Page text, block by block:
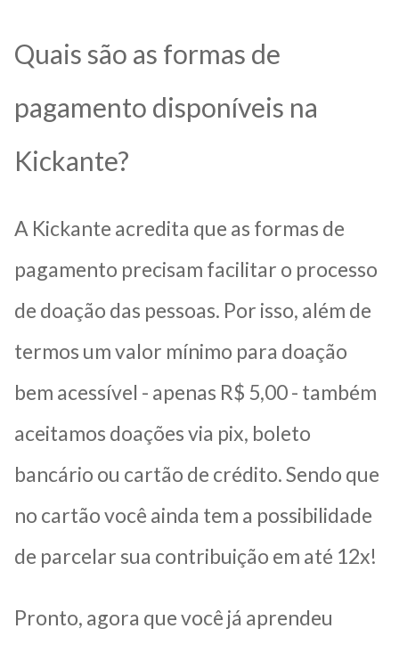
Quais são as formas de
pagamento disponíveis na
Kickante?
A Kickante acredita que as formas de
pagamento precisam facilitar o processo
de doação das pessoas. Por isso, além de
termos um valor mínimo para doação
bem acessível - apenas R$ 5,00 - também
aceitamos doações via pix, boleto
bancário ou cartão de crédito. Sendo que
no cartão você ainda tem a possibilidade
de parcelar sua contribuição em até 12x!
Pronto, agora que você já aprendeu